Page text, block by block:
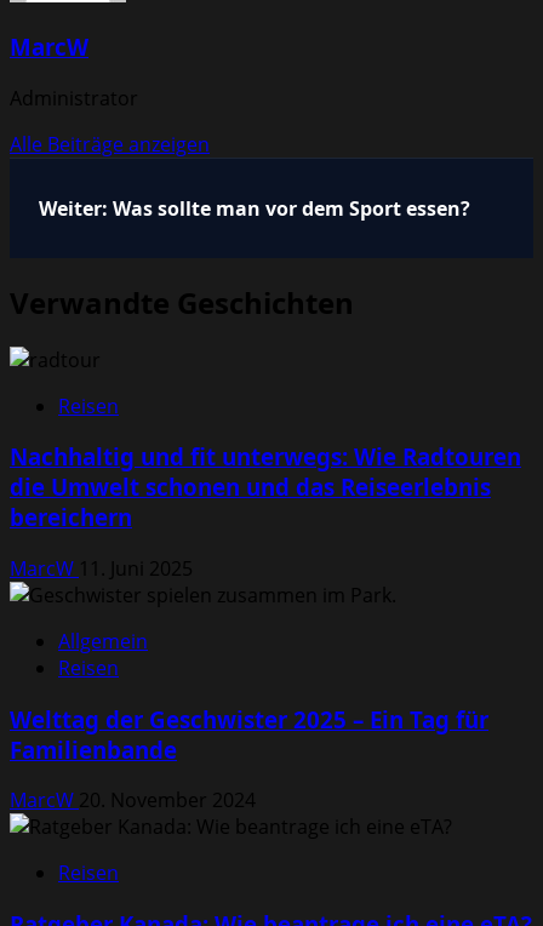
MarcW
Administrator
Alle Beiträge anzeigen
Beitragsnavigation
Weiter: Was sollte man vor dem Sport essen?
Verwandte Geschichten
Reisen
Nachhaltig und fit unterwegs: Wie Radtouren
die Umwelt schonen und das Reiseerlebnis
bereichern
MarcW 11. Juni 2025
Allgemein
Reisen
Welttag der Geschwister 2025 – Ein Tag für
Familienbande
MarcW 20. November 2024
Reisen